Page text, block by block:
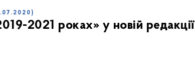
2021 роках» у новій редакції